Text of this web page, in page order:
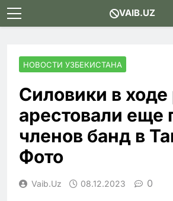
Skip
to
VAIB.UZ
НОВОСТИ УЗБЕКИСТАНА
Силовики в
арестовали еще
членов банд в
Фото
Vaib.uz 08.12.2023 0